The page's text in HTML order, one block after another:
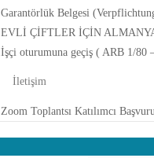
Garantörlük Belgesi
EVLİ ÇİFTLER İÇİN
İşçi oturumuna geçiş ( ARB 1/80
İletişim
Zoom Toplantsı Katılımcı